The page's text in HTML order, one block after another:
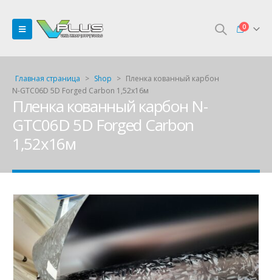
0
Главная страница > Shop > Пленка кованный карбон
N-GTC06D 5D Forged Carbon 1,52х16м
Пленка кованный карбон N-
GTC06D 5D Forged Carbon
1,52х16м